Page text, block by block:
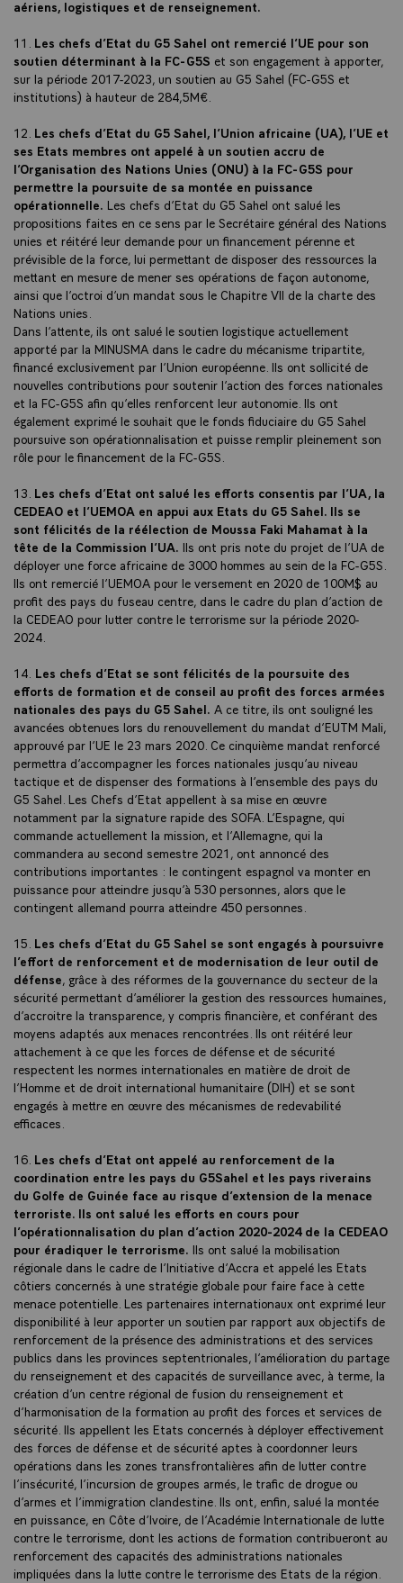
aériens, logistiques et de renseignement.
11. Les chefs d’Etat du G5 Sahel ont remercié l’UE pour son
soutien déterminant à la FC-G5S et son engagement à apporter,
sur la période 2017-2023, un soutien au G5 Sahel (FC-G5S et
institutions) à hauteur de 284,5M€.
12. Les chefs d’Etat du G5 Sahel, l’Union africaine (UA), l’UE et
ses Etats membres ont appelé à un soutien accru de
l’Organisation des Nations Unies (ONU) à la FC-G5S pour
permettre la poursuite de sa montée en puissance
opérationnelle. Les chefs d’Etat du G5 Sahel ont salué les
propositions faites en ce sens par le Secrétaire général des Nations
unies et réitéré leur demande pour un financement pérenne et
prévisible de la force, lui permettant de disposer des ressources la
mettant en mesure de mener ses opérations de façon autonome,
ainsi que l’octroi d’un mandat sous le Chapitre VII de la charte des
Nations unies.
Dans l’attente, ils ont salué le soutien logistique actuellement
apporté par la MINUSMA dans le cadre du mécanisme tripartite,
financé exclusivement par l’Union européenne. Ils ont sollicité de
nouvelles contributions pour soutenir l’action des forces nationales
et la FC-G5S afin qu’elles renforcent leur autonomie. Ils ont
également exprimé le souhait que le fonds fiduciaire du G5 Sahel
poursuive son opérationnalisation et puisse remplir pleinement son
rôle pour le financement de la FC-G5S.
13. Les chefs d’Etat ont salué les efforts consentis par l’UA, la
CEDEAO et l’UEMOA en appui aux Etats du G5 Sahel. Ils se
sont félicités de la réélection de Moussa Faki Mahamat à la
tête de la Commission l’UA. Ils ont pris note du projet de l’UA de
déployer une force africaine de 3000 hommes au sein de la FC-G5S.
Ils ont remercié l’UEMOA pour le versement en 2020 de 100M$ au
profit des pays du fuseau centre, dans le cadre du plan d’action de
la CEDEAO pour lutter contre le terrorisme sur la période 2020-
2024.
14. Les chefs d’Etat se sont félicités de la poursuite des
efforts de formation et de conseil au profit des forces armées
nationales des pays du G5 Sahel. A ce titre, ils ont souligné les
avancées obtenues lors du renouvellement du mandat d’EUTM Mali,
approuvé par l’UE le 23 mars 2020. Ce cinquième mandat renforcé
permettra d’accompagner les forces nationales jusqu’au niveau
tactique et de dispenser des formations à l’ensemble des pays du
G5 Sahel. Les Chefs d’Etat appellent à sa mise en œuvre
notamment par la signature rapide des SOFA. L’Espagne, qui
commande actuellement la mission, et l’Allemagne, qui la
commandera au second semestre 2021, ont annoncé des
contributions importantes : le contingent espagnol va monter en
puissance pour atteindre jusqu’à 530 personnes, alors que le
contingent allemand pourra atteindre 450 personnes.
15. Les chefs d’Etat du G5 Sahel se sont engagés à poursuivre
l’effort de renforcement et de modernisation de leur outil de
défense, grâce à des réformes de la gouvernance du secteur de la
sécurité permettant d’améliorer la gestion des ressources humaines,
d’accroitre la transparence, y compris financière, et conférant des
moyens adaptés aux menaces rencontrées. Ils ont réitéré leur
attachement à ce que les forces de défense et de sécurité
respectent les normes internationales en matière de droit de
l’Homme et de droit international humanitaire (DIH) et se sont
engagés à mettre en œuvre des mécanismes de redevabilité
efficaces.
16. Les chefs d’Etat ont appelé au renforcement de la
coordination entre les pays du G5Sahel et les pays riverains
du Golfe de Guinée face au risque d’extension de la menace
terroriste. Ils ont salué les efforts en cours pour
l’opérationnalisation du plan d’action 2020-2024 de la CEDEAO
pour éradiquer le terrorisme. Ils ont salué la mobilisation
régionale dans le cadre de l’Initiative d’Accra et appelé les Etats
côtiers concernés à une stratégie globale pour faire face à cette
menace potentielle. Les partenaires internationaux ont exprimé leur
disponibilité à leur apporter un soutien par rapport aux objectifs de
renforcement de la présence des administrations et des services
publics dans les provinces septentrionales, l’amélioration du partage
du renseignement et des capacités de surveillance avec, à terme, la
création d’un centre régional de fusion du renseignement et
d’harmonisation de la formation au profit des forces et services de
sécurité. Ils appellent les Etats concernés à déployer effectivement
des forces de défense et de sécurité aptes à coordonner leurs
opérations dans les zones transfrontalières afin de lutter contre
l’insécurité, l’incursion de groupes armés, le trafic de drogue ou
d’armes et l’immigration clandestine. Ils ont, enfin, salué la montée
en puissance, en Côte d’Ivoire, de l’Académie Internationale de lutte
contre le terrorisme, dont les actions de formation contribueront au
renforcement des capacités des administrations nationales
impliquées dans la lutte contre le terrorisme des Etats de la région.